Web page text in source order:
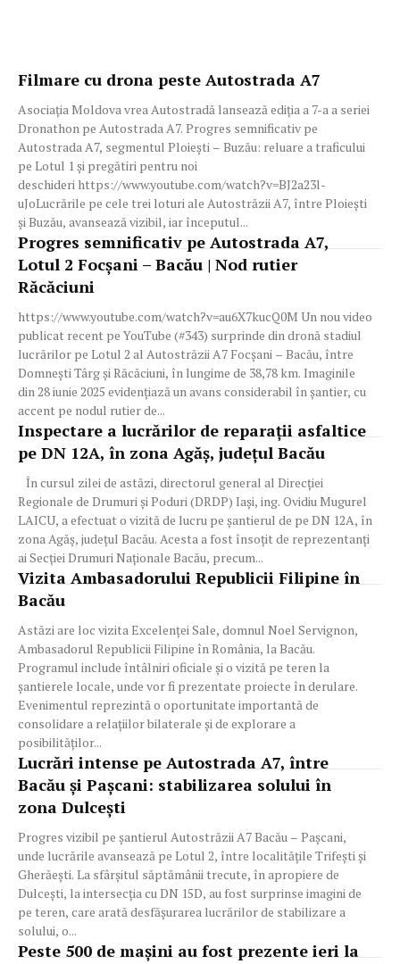
Filmare cu drona peste Autostrada A7
Asociația Moldova vrea Autostradă lansează ediția a 7-a a seriei
Dronathon pe Autostrada A7. Progres semnificativ pe
Autostrada A7, segmentul Ploiești – Buzău: reluare a traficului
pe Lotul 1 și pregătiri pentru noi
deschideri https://www.youtube.com/watch?v=BJ2a23l-
uJoLucrările pe cele trei loturi ale Autostrăzii A7, între Ploiești
și Buzău, avansează vizibil, iar începutul...
Progres semnificativ pe Autostrada A7,
Lotul 2 Focșani – Bacău | Nod rutier
Răcăciuni
https://www.youtube.com/watch?v=au6X7kucQ0M Un nou video
publicat recent pe YouTube (#343) surprinde din dronă stadiul
lucrărilor pe Lotul 2 al Autostrăzii A7 Focșani – Bacău, între
Domnești Târg și Răcăciuni, în lungime de 38,78 km. Imaginile
din 28 iunie 2025 evidențiază un avans considerabil în șantier, cu
accent pe nodul rutier de...
Inspectare a lucrărilor de reparații asfaltice
pe DN 12A, în zona Agăș, județul Bacău
În cursul zilei de astăzi, directorul general al Direcției
Regionale de Drumuri și Poduri (DRDP) Iași, ing. Ovidiu Mugurel
LAICU, a efectuat o vizită de lucru pe șantierul de pe DN 12A, în
zona Agăș, județul Bacău. Acesta a fost însoțit de reprezentanți
ai Secției Drumuri Naționale Bacău, precum...
Vizita Ambasadorului Republicii Filipine în
Bacău
Astăzi are loc vizita Excelenței Sale, domnul Noel Servignon,
Ambasadorul Republicii Filipine în România, la Bacău.
Programul include întâlniri oficiale și o vizită pe teren la
șantierele locale, unde vor fi prezentate proiecte în derulare.
Evenimentul reprezintă o oportunitate importantă de
consolidare a relațiilor bilaterale și de explorare a
posibilităților...
Lucrări intense pe Autostrada A7, între
Bacău și Pașcani: stabilizarea solului în
zona Dulcești
Progres vizibil pe șantierul Autostrăzii A7 Bacău – Pașcani,
unde lucrările avansează pe Lotul 2, între localitățile Trifești și
Gherăești. La sfârșitul săptămânii trecute, în apropiere de
Dulcești, la intersecția cu DN 15D, au fost surprinse imagini de
pe teren, care arată desfășurarea lucrărilor de stabilizare a
solului, o...
Peste 500 de mașini au fost prezente ieri la